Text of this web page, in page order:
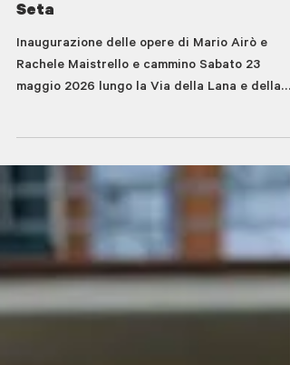
Fare comunità: arte pubblica
lungo la Via della Lana e della
Seta
maggio 2026 lungo la Via della Lana e della
Seta verranno svelate due opere che vanno
arricchire il percorso nell'ambito del progetto
"Fare comunità: arte pubblica lungo la Via
Lana e della Seta", che intreccia arte e
territoriale. Tra antichi saperi e visioni
i camminatori potranno ammirare opere di
Moderna di Bologna del Sett